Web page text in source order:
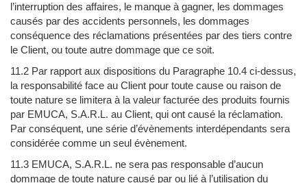
l’interruption des affaires, le manque à gagner, les dommages
causés par des accidents personnels, les dommages
conséquence des réclamations présentées par des tiers contre
le Client, ou toute autre dommage que ce soit.
11.2 Par rapport aux dispositions du Paragraphe 10.4 ci-dessus,
la responsabilité face au Client pour toute cause ou raison de
toute nature se limitera à la valeur facturée des produits fournis
par EMUCA, S.A.R.L. au Client, qui ont causé la réclamation.
Par conséquent, une série d’évènements interdépendants sera
considérée comme un seul évènement.
11.3 EMUCA, S.A.R.L. ne sera pas responsable d’aucun
dommage de toute nature causé par ou lié à l’utilisation du